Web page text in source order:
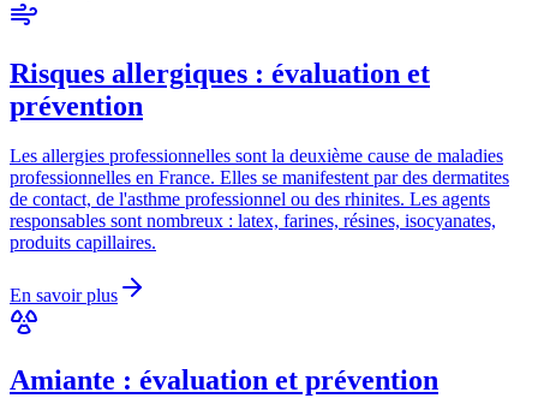
Risques allergiques : évaluation et
prévention
Les allergies professionnelles sont la deuxième cause de maladies
professionnelles en France. Elles se manifestent par des dermatites
de contact, de l'asthme professionnel ou des rhinites. Les agents
responsables sont nombreux : latex, farines, résines, isocyanates,
produits capillaires.
En savoir plus
Amiante : évaluation et prévention